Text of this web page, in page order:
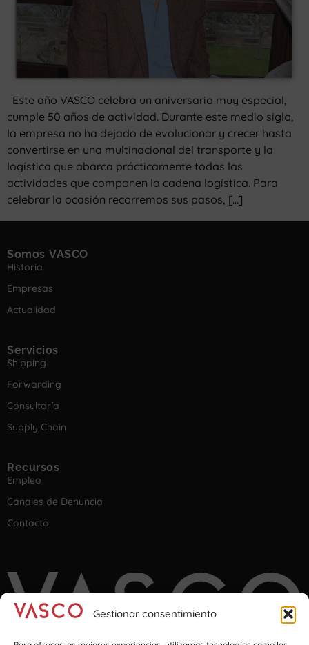
Gestionar consentimiento
Este año VASCO celebra un aniversario muy especial,
cumple 50 años de actividad. Durante este medio siglo,
la empresa no ha dejado de evolucionar y crecer hasta
convertirse en una multinacional del transporte y la
logística que abarca prácticamente todas las
actividades que componen la cadena logística. Para
celebrar la ocasión recorremos sus pasos, […]
Somos VASCO
Historia
Empresas
Actualidad
Servicios
Shipping
Forwarding
Consultoría
Supply Chain
Recursos
Empleo
Canales de Denuncia
Contacto